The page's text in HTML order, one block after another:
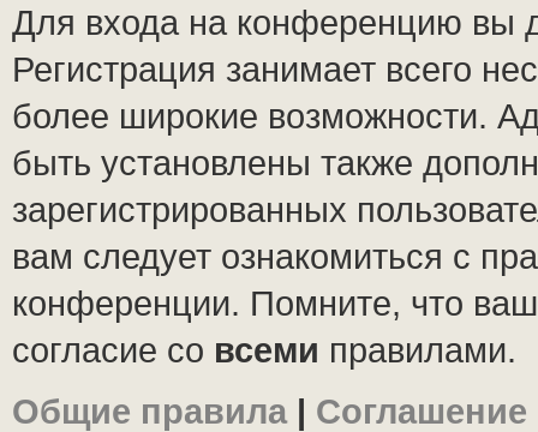
Для входа на конференцию вы
Регистрация занимает всего
более широкие возможности.
быть установлены также
зарегистрированных
вам следует ознакомиться с
конференции. Помните, что
согласие со всеми правилами.
Общие правила |